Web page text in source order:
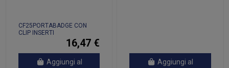
CF25PORTABADGE CON
CLIP INSERTI
16,47 €
Aggiungi al
Aggiungi al